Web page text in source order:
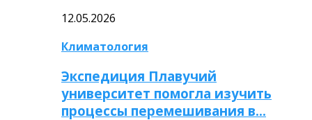
12.05.2026
Климатология
Экспедиция Плавучий
университет помогла изучить
процессы перемешивания в…